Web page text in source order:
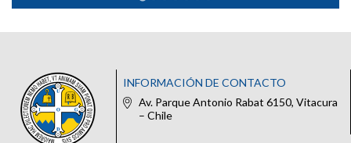
INFORMACIÓN DE CONTACTO
Av. Parque Antonio Rabat 6150, Vitacura
– Chile